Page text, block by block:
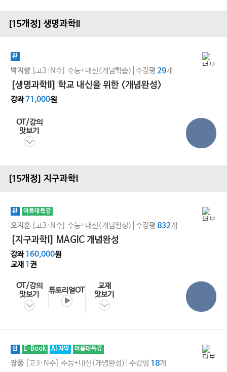
[15개정] 생명과학ll
완
박지향 [고3·N수] 수능+내신(개념학습) 수강평 29개
[생명과학ll] 학교 내신을 위한 <개념완성>
강좌71,000원
OT/강의
맛보기
[15개정] 지구과학l
완 여름대특강
오지훈 [고3·N수] 수능+내신(개념완성) 수강평 832개
[지구과학I] MAGIC 개념완성
강좌160,000원
교재 1 권
OT/강의
맛보기
튜토리얼OT
교재
맛보기
완 E-Book AI 자막 여름대특강
장풍 [고3·N수] 수능+내신(개념완성) 수강평 18개